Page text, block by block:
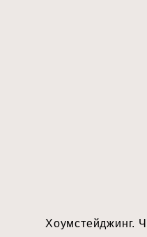
Хоумстейджинг.